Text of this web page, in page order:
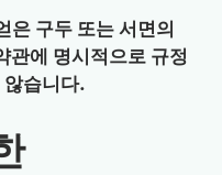
구두 또는 서면의
관에 명시적으로 규정
습니다.